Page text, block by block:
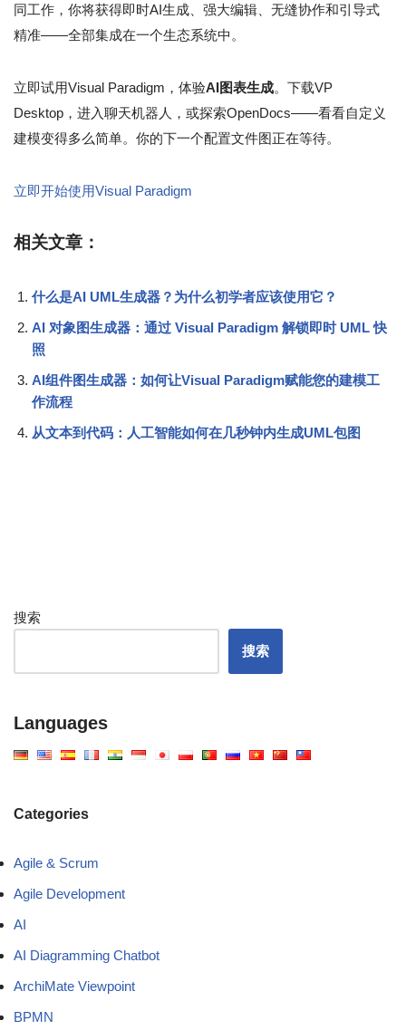
同工作，你将获得即时AI生成、强大编辑、无缝协作和引导式
精准——全部集成在一个生态系统中。
立即试用Visual Paradigm，体验AI图表生成。下载VP
Desktop，进入聊天机器人，或探索OpenDocs——看看自定义
建模变得多么简单。你的下一个配置文件图正在等待。
立即开始使用Visual Paradigm
相关文章：
什么是AI UML生成器？为什么初学者应该使用它？
AI 对象图生成器：通过 Visual Paradigm 解锁即时 UML 快
照
AI组件图生成器：如何让Visual Paradigm赋能您的建模工
作流程
从文本到代码：人工智能如何在几秒钟内生成UML包图
搜索
搜索
Languages
Categories
Agile & Scrum
Agile Development
AI
AI Diagramming Chatbot
ArchiMate Viewpoint
BPMN